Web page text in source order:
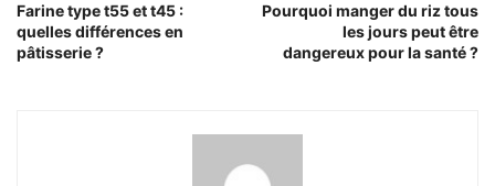
Farine type t55 et t45 :
quelles différences en
pâtisserie ?
Pourquoi manger du riz tous
les jours peut être
dangereux pour la santé ?